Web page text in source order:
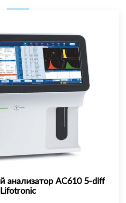
анализатор AC610 5-diff
Lifotronic